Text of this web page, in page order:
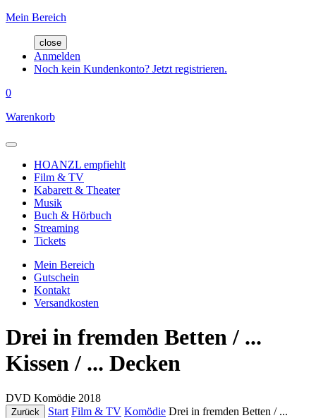
Mein Bereich
close
Anmelden
Noch kein Kundenkonto? Jetzt registrieren.
0
Warenkorb
HOANZL empfiehlt
Film & TV
Kabarett & Theater
Musik
Buch & Hörbuch
Streaming
Tickets
Mein Bereich
Gutschein
Kontakt
Versandkosten
Drei in fremden Betten / ...
Kissen / ... Decken
DVD Komödie 2018
Zurück Start Film & TV Komödie Drei in fremden Betten / ...